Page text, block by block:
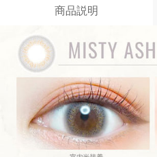
商品説明